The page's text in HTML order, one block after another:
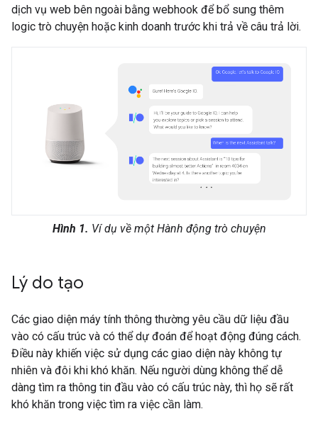
dịch vụ web bên ngoài bằng webhook để bổ sung thêm
logic trò chuyện hoặc kinh doanh trước khi trả về câu trả lời.
Hình 1. Ví dụ về một Hành động trò chuyện
Lý do tạo
Các giao diện máy tính thông thường yêu cầu dữ liệu đầu
vào có cấu trúc và có thể dự đoán để hoạt động đúng cách.
Điều này khiến việc sử dụng các giao diện này không tự
nhiên và đôi khi khó khăn. Nếu người dùng không thể dễ
dàng tìm ra thông tin đầu vào có cấu trúc này, thì họ sẽ rất
khó khăn trong việc tìm ra việc cần làm.